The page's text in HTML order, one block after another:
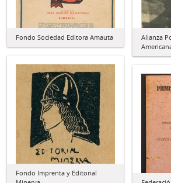
Fondo Sociedad Editora Amauta
Alianza
Fondo Imprenta y Editorial